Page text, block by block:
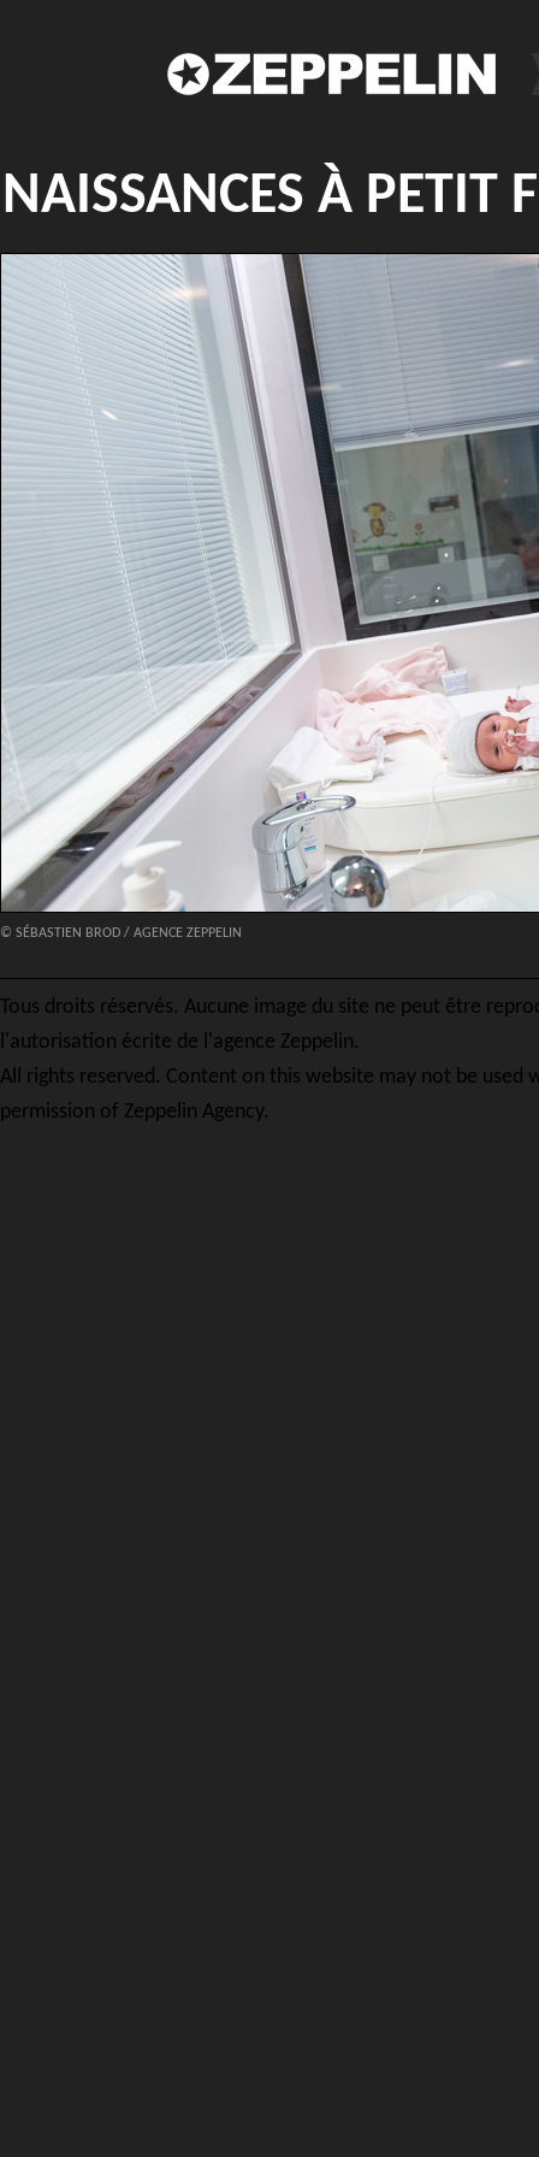
NAISSANCES À PETIT
© SÉBASTIEN BROD / AGENCE ZEPPELIN
Tous droits réservés. Aucune image du site ne peut être
l'autorisation écrite de l'agence Zeppelin.
All rights reserved. Content on this website may not be used
permission of Zeppelin Agency.